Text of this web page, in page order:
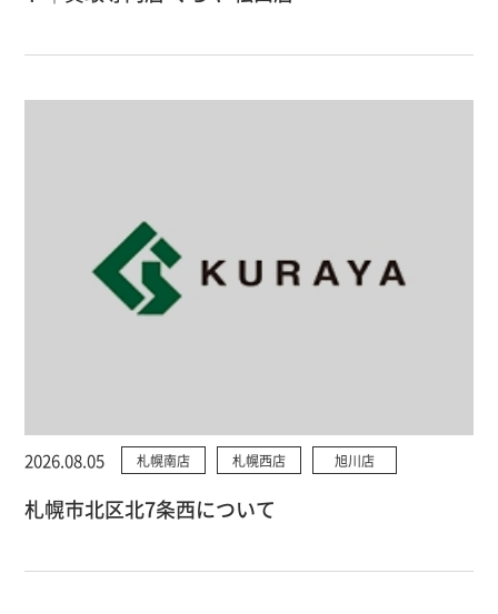
2026.08.05 札幌南店 札幌西店 旭川店
札幌市北区北7条西について